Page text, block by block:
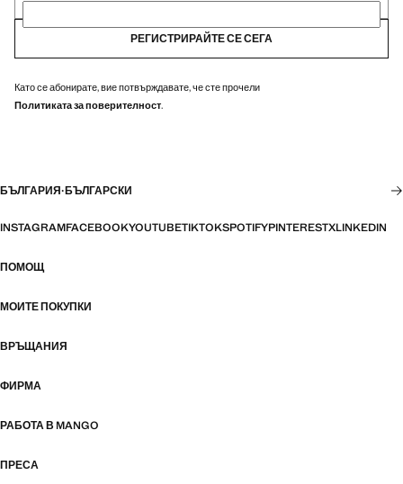
РЕГИСТРИРАЙТЕ СЕ СЕГА
Като се абонирате, вие потвърждавате, че сте прочели
Политиката за поверителност.
БЪЛГАРИЯ·БЪЛГАРСКИ
INSTAGRAMFACEBOOKYOUTUBETIKTOKSPOTIFYPINTERESTXLINKEDIN
ПОМОЩ
МОИТЕ ПОКУПКИ
ВРЪЩАНИЯ
ФИРМА
РАБОТА В MANGO
ПРЕСА